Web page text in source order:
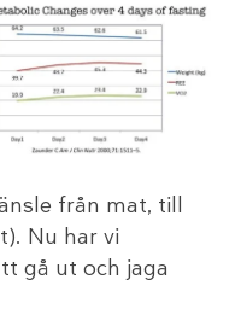
från mat, till
Nu har vi
gå ut och jaga